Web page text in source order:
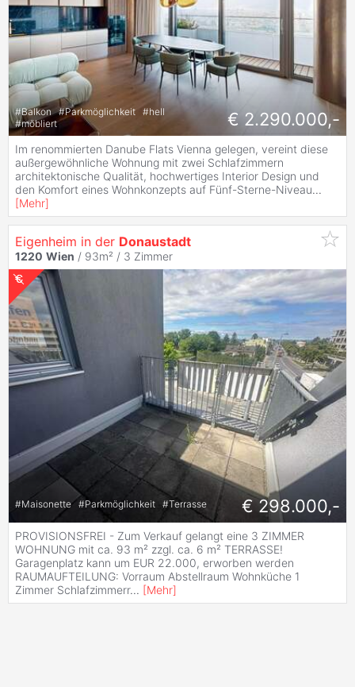
#Balkon #Parkmöglichkeit #hell
#möbliert € 2.290.000,-
Im renommierten Danube Flats Vienna gelegen, vereint diese
außergewöhnliche Wohnung mit zwei Schlafzimmern
architektonische Qualität, hochwertiges Interior Design und
den Komfort eines Wohnkonzepts auf Fünf-Sterne-Niveau...
[Mehr]
Eigenheim in der Donaustadt
1220 Wien / 93m² / 3 Zimmer
#Maisonette #Parkmöglichkeit #Terrasse € 298.000,-
PROVISIONSFREI - Zum Verkauf gelangt eine 3 ZIMMER
WOHNUNG mit ca. 93 m² zzgl. ca. 6 m² TERRASSE!
Garagenplatz kann um EUR 22.000, erworben werden
RAUMAUFTEILUNG: Vorraum Abstellraum Wohnküche 1
Zimmer Schlafzimmerr... [Mehr]